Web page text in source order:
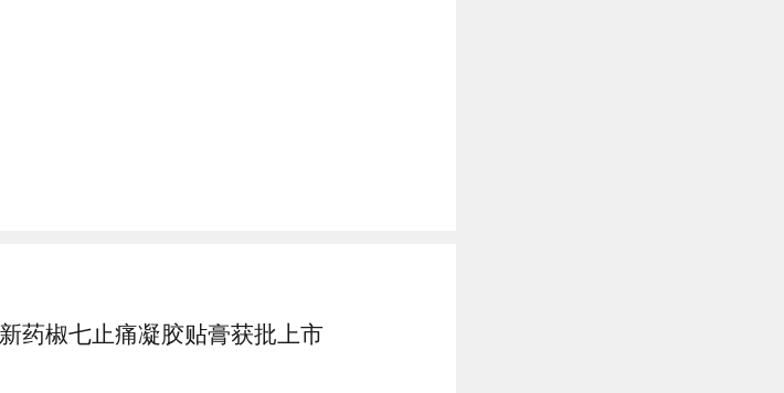
药椒七止痛凝胶贴膏获批上市